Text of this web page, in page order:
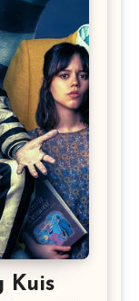
Kuis